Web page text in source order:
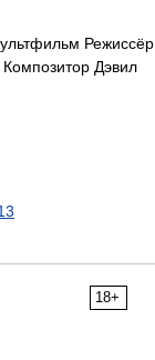
Режиссёр
Дэвил
18+